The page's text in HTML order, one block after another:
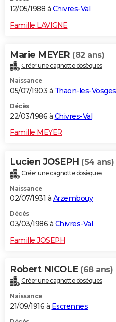
12/05/1988 à Chivres-Val
Famille LAVIGNE
Marie MEYER (82 ans)
Créer une cagnotte obsèques
Naissance
05/07/1903 à Thaon-les-Vosges
Décès
22/03/1986 à Chivres-Val
Famille MEYER
Lucien JOSEPH (54 ans)
Créer une cagnotte obsèques
Naissance
02/07/1931 à Arzembouy
Décès
03/03/1986 à Chivres-Val
Famille JOSEPH
Robert NICOLE (68 ans)
Créer une cagnotte obsèques
Naissance
21/09/1916 à Escrennes